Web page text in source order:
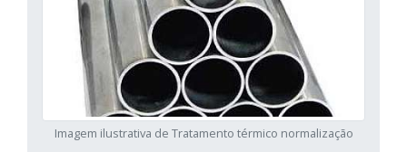
Imagem ilustrativa de Tratamento térmico normalização